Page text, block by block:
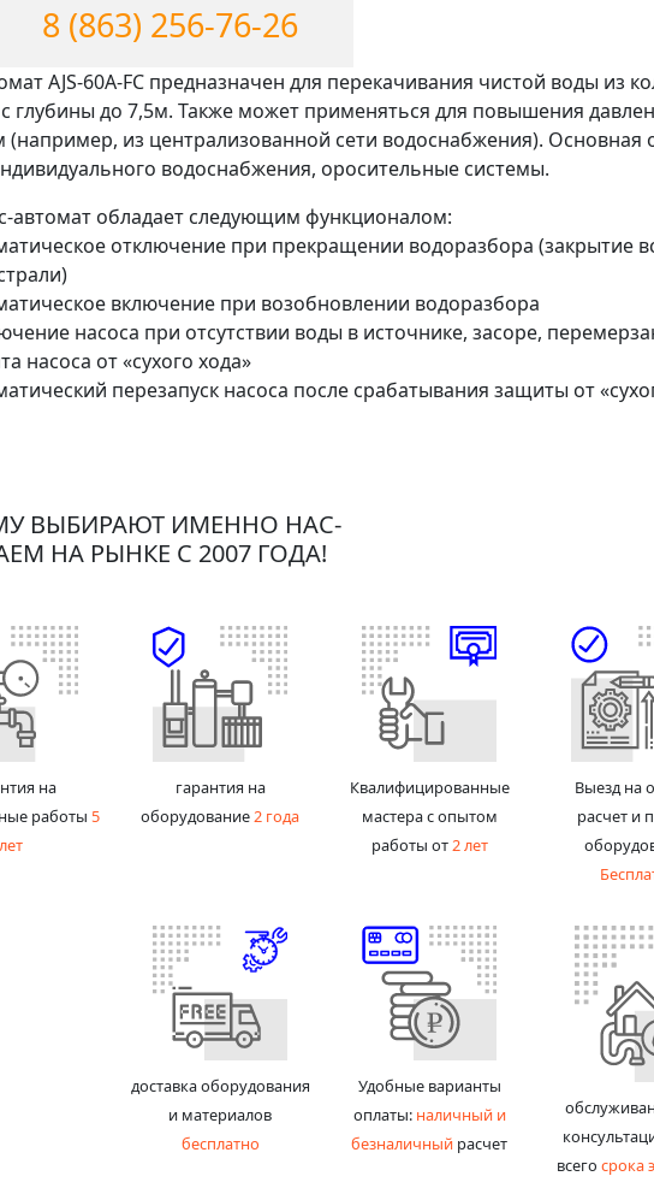
8 (863) 256-76-26
AJS-60A-FС предназначен для перекачивания чистой воды из
глубины до 7,5м. Также может применяться для повышения
(например, из централизованной сети водоснабжения).
водоснабжения, оросительные системы.
автомат обладает следующим функционалом:
отключение при прекращении водоразбора (закрытие
включение при возобновлении водоразбора
насоса при отсутствии воды в источнике, засоре,
насоса от «сухого хода»
перезапуск насоса после срабатывания защиты от
ВЫБИРАЮТ ИМЕННО НАС-
НА РЫНКЕ С 2007 ГОДА!
на
работы 5
лет
гарантия на
оборудование 2 года
Квалифицированные
мастера с опытом
работы от 2 лет
Выезд на
расчет и
доставка оборудования
и материалов
бесплатно
Удобные варианты
оплаты: наличный и
безналичный расчет
всего срока